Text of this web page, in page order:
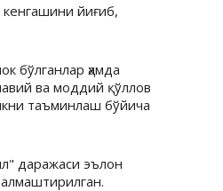
йиғиб,
бўлганлар ҳамда
ва моддий қўллов
таъминлаш бўйича
даражаси эълон